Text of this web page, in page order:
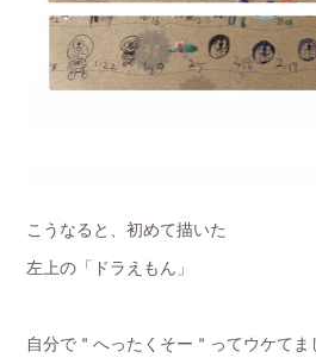
こうなると、初めて描いた
左上の「ドラえもん」
自分で＂へったくそー＂ってウケてま